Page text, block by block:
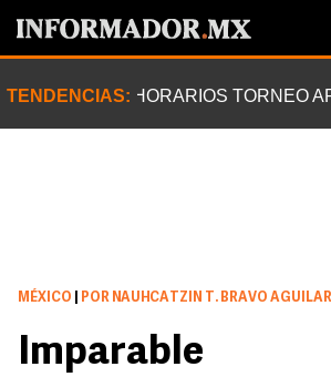
TENDENCIAS: HORARIOS TORNEO
MÉXICO POR NAUHCATZIN T. BRAVO AGUILAR
Imparable